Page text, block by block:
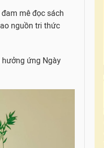
mê đọc sách
nguồn tri thức
hưởng ứng Ngày